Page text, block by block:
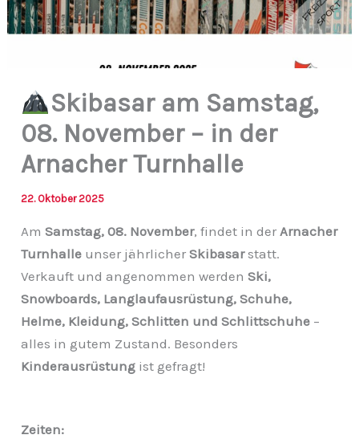
Skibasar am Samstag,
08. November – in der
Arnacher Turnhalle
22. Oktober 2025
AmSamstag, 08. November, findet in derArnacher
Turnhalle unser jährlicherSkibasarstatt.
Verkauft und angenommen werdenSki,
Snowboards, Langlaufausrüstung, Schuhe,
Helme, Kleidung, Schlitten und Schlittschuhe –
alles in gutem Zustand. Besonders
Kinderausrüstung ist gefragt!
Zeiten: